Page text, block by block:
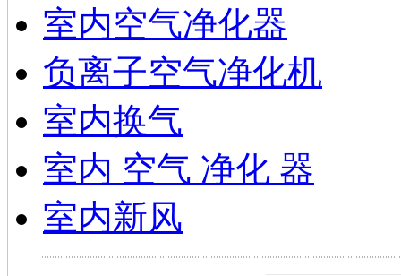
室内空气净化器
负离子空气净化机
室内换气
室内 空气 净化 器
室内新风